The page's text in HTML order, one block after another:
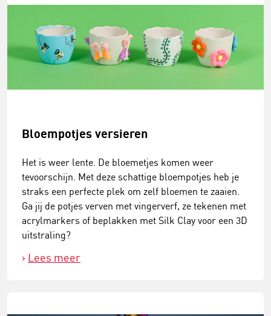
Bloempotjes versieren
Het is weer lente. De bloemetjes komen weer
tevoorschijn. Met deze schattige bloempotjes heb je
straks een perfecte plek om zelf bloemen te zaaien.
Ga jij de potjes verven met vingerverf, ze tekenen met
acrylmarkers of beplakken met Silk Clay voor een 3D
uitstraling?
Lees meer